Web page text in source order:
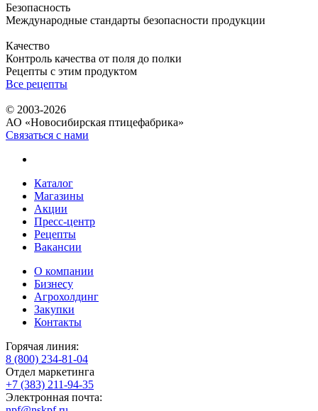
Безопасность
Международные стандарты безопасности продукции
Качество
Контроль качества от поля до полки
Рецепты с этим продуктом
Все рецепты
© 2003-2026
АО «Новосибирская птицефабрика»
Связаться с нами
Каталог
Магазины
Акции
Пресс-центр
Рецепты
Вакансии
О компании
Бизнесу
Агрохолдинг
Закупки
Контакты
Горячая линия:
8 (800) 234-81-04
Отдел маркетинга
+7 (383) 211-94-35
Электронная почта: